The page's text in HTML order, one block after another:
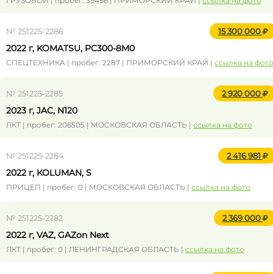
№ 251225-2286 15 300 000
2022 г, KOMATSU, PC300-8M0
СПЕЦТЕХНИКА | пробег: 2287 | ПРИМОРСКИЙ КРАЙ | ссылка на фото
№ 251225-2285 2 920 000
2023 г, JAC, N120
ЛКТ | пробег: 206505 | МОСКОВСКАЯ ОБЛАСТЬ | ссылка на фото
№ 251225-2284 2 416 981
2022 г, KOLUMAN, S
ПРИЦЕП | пробег: 0 | МОСКОВСКАЯ ОБЛАСТЬ | ссылка на фото
№ 251225-2282 2 369 000
2022 г, VAZ, GAZon Next
ЛКТ | пробег: 0 | ЛЕНИНГРАДСКАЯ ОБЛАСТЬ | ссылка на фото